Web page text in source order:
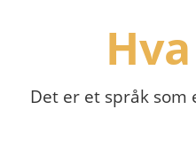
Det er et språk